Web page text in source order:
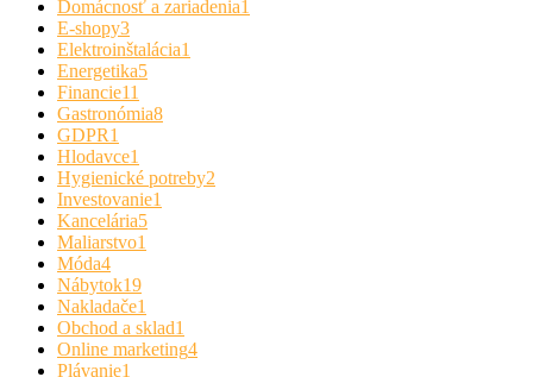
Domácnosť a zariadenia1
E-shopy3
Elektroinštalácia1
Energetika5
Financie11
Gastronómia8
GDPR1
Hlodavce1
Hygienické potreby2
Investovanie1
Kancelária5
Maliarstvo1
Móda4
Nábytok19
Nakladače1
Obchod a sklad1
Online marketing4
Plávanie1